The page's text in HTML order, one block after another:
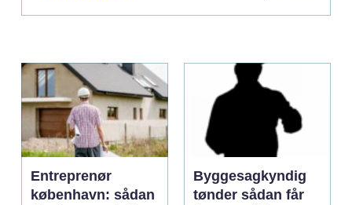
Entreprenør
københavn: sådan
Byggesagkyndig
tønder sådan får